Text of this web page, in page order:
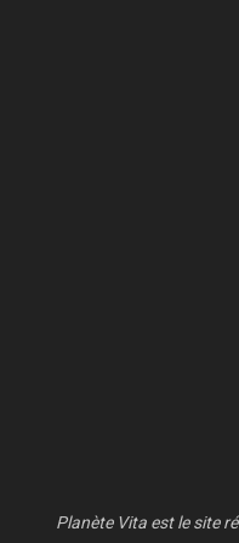
Planète Vita est le site